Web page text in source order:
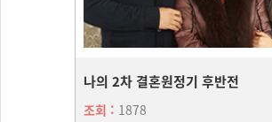
나의 2차 결혼원정기 후반전
조회 : 1878